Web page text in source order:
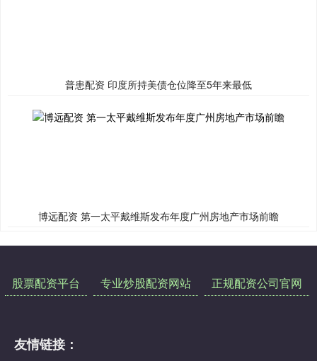
普患配资 印度所持美债仓位降至5年来最低
博远配资 第一太平戴维斯发布年度广州房地产市场前瞻
股票配资平台 专业炒股配资网站 正规配资公司官网
友情链接：